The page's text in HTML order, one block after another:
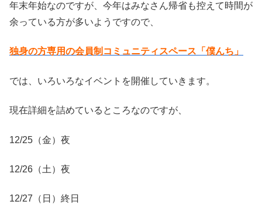
年末年始なのですが、今年はみなさん帰省も控えて時間が
余っている方が多いようですので、
独身の方専用の会員制コミュニティスペース「僕んち」
では、いろいろなイベントを開催していきます。
現在詳細を詰めているところなのですが、
12/25（金）夜
12/26（土）夜
12/27（日）終日